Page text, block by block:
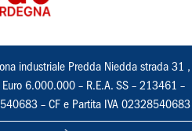
industriale Predda Niedda strada 31 ,
6.000.000 – R.E.A. SS – 213461 –
– CF e Partita IVA 02328540683